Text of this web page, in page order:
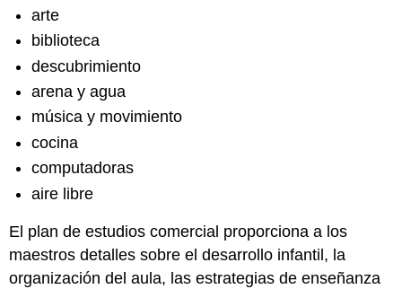
arte
biblioteca
descubrimiento
arena y agua
música y movimiento
cocina
computadoras
aire libre
El plan de estudios comercial proporciona a los
maestros detalles sobre el desarrollo infantil, la
organización del aula, las estrategias de enseñanza